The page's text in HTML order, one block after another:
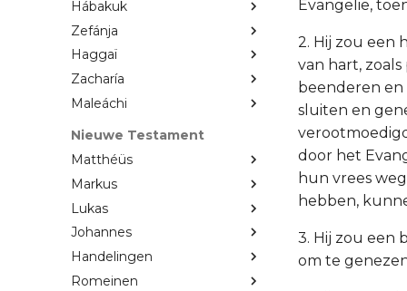
Hábakuk
Zefánja
Haggaï
Zacharía
Maleáchi
Nieuwe Testament
Matthéüs
Markus
Lukas
Johannes
Handelingen
Romeinen
Evangelie,
2. Hij zou een
van hart,
beenderen
sluiten en
door het
hun vrees
hebben,
3. Hij zou een
om te